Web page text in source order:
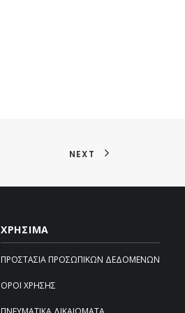
NEXT
ΧΡΗΣΙΜΑ
ΠΡΟΣΤΑΣΊΑ ΠΡΟΣΩΠΙΚΏΝ ΔΕΔΟΜΈΝΩΝ
ΌΡΟΙ ΧΡΉΣΗΣ